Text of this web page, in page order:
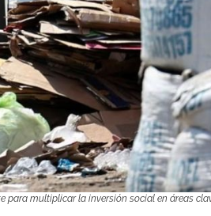
para multiplicar la inversión social en áreas